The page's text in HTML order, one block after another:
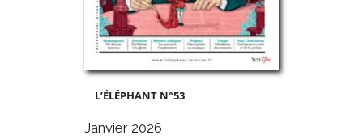
L’ÉLÉPHANT N°53
Janvier 2026